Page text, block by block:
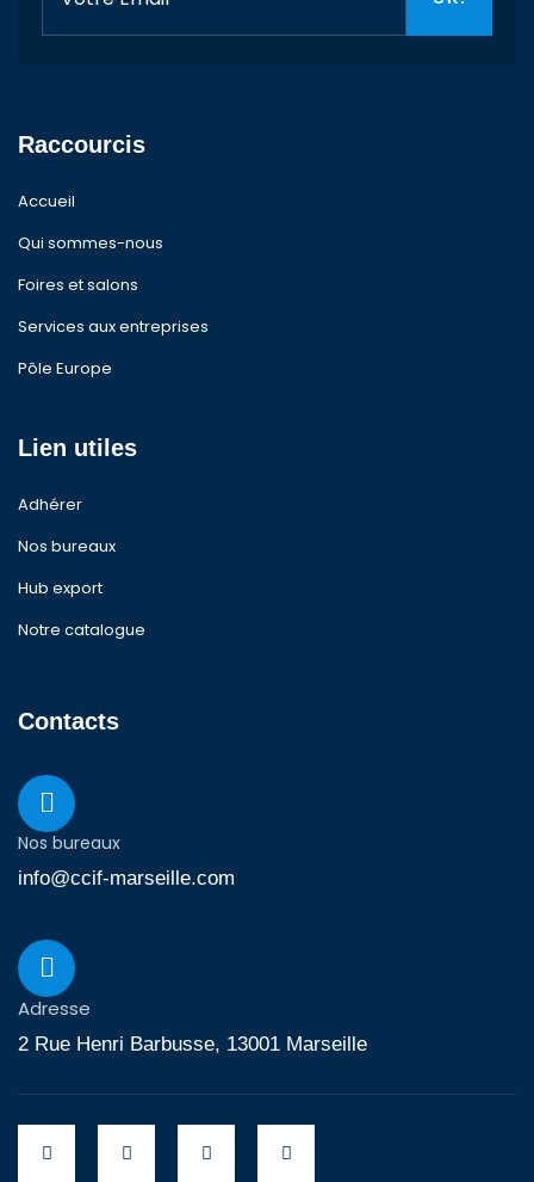
Raccourcis
Accueil
Qui sommes-nous
Foires et salons
Services aux entreprises
Pôle Europe
Lien utiles
Adhérer
Nos bureaux
Hub export
Notre catalogue
Contacts
Nos bureaux
info@ccif-marseille.com
Adresse
2 Rue Henri Barbusse, 13001 Marseille